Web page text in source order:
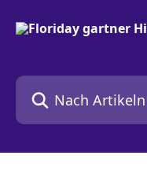
Nach Artikeln suchen …